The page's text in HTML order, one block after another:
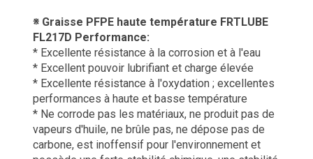
※ Graisse PFPE haute température FRTLUBE
FL217D Performance:
* Excellente résistance à la corrosion et à l'eau
* Excellent pouvoir lubrifiant et charge élevée
* Excellente résistance à l'oxydation ; excellentes
performances à haute et basse température
* Ne corrode pas les matériaux, ne produit pas de
vapeurs d'huile, ne brûle pas, ne dépose pas de
carbone, est inoffensif pour l'environnement et